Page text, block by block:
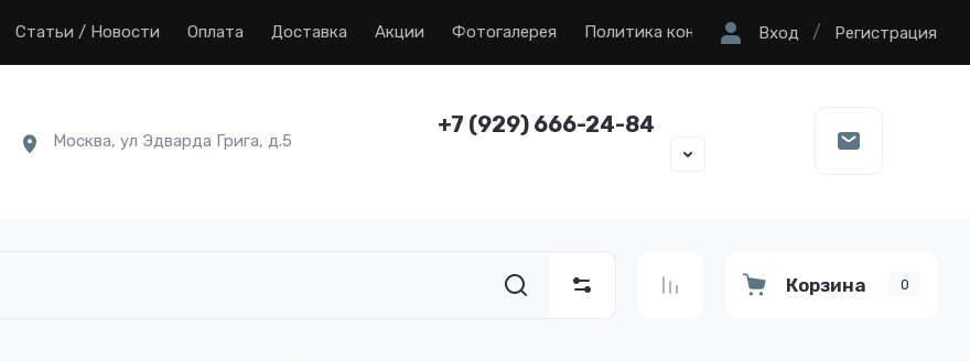
Статьи / Новости Оплата Доставка Акции Фотогалерея Политика конфиденциальности
Вход / Регистрация
Москва, ул Эдварда Грига, д.5
+7 (929) 666-24-84
Корзина 0